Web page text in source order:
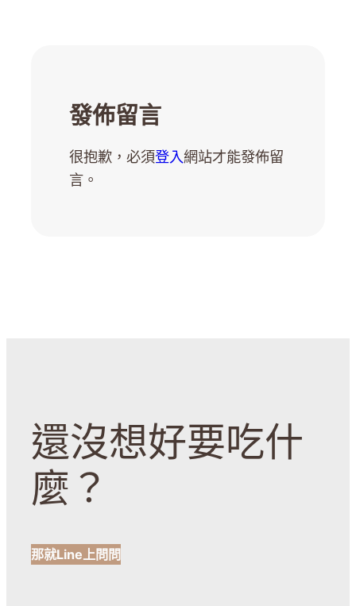
發佈留言
很抱歉，必須登入網站才能發佈留
言。
還沒想好要吃什
麼？
那就Line上問問